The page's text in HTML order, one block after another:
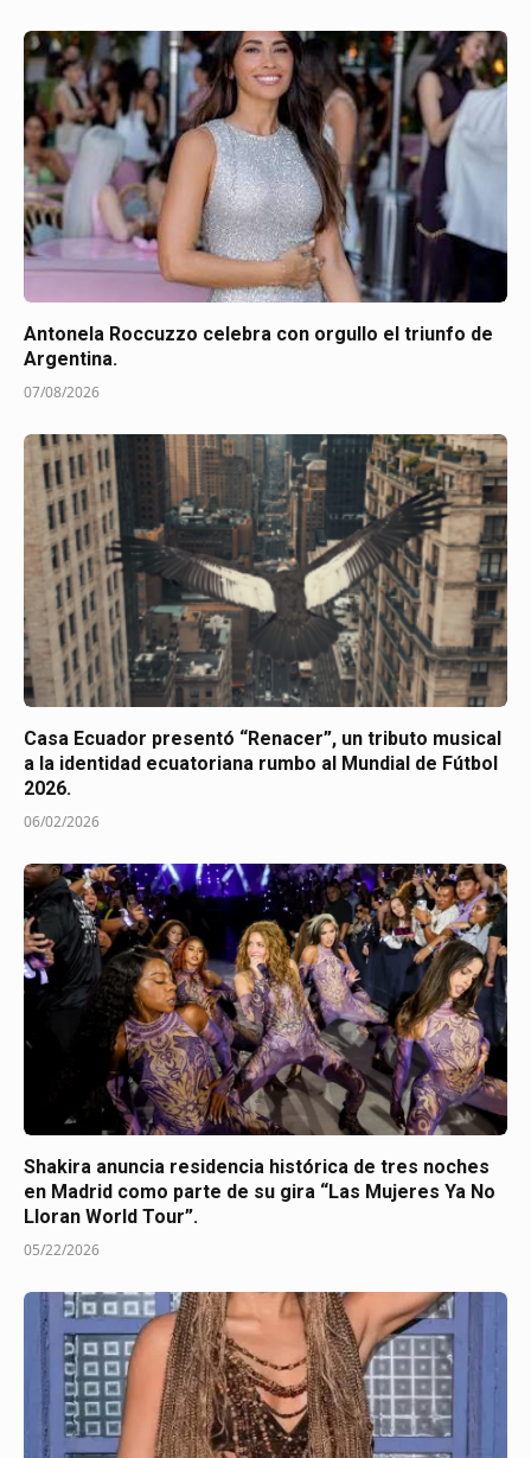
Antonela Roccuzzo celebra con orgullo el triunfo de
Argentina.
07/08/2026
Casa Ecuador presentó “Renacer”, un tributo musical
a la identidad ecuatoriana rumbo al Mundial de Fútbol
2026.
06/02/2026
Shakira anuncia residencia histórica de tres noches
en Madrid como parte de su gira “Las Mujeres Ya No
Lloran World Tour”.
05/22/2026